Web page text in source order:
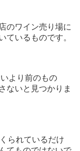
のワイン売り場に
ているものです。
より前のもの
ないと見つかりま
られているだけ